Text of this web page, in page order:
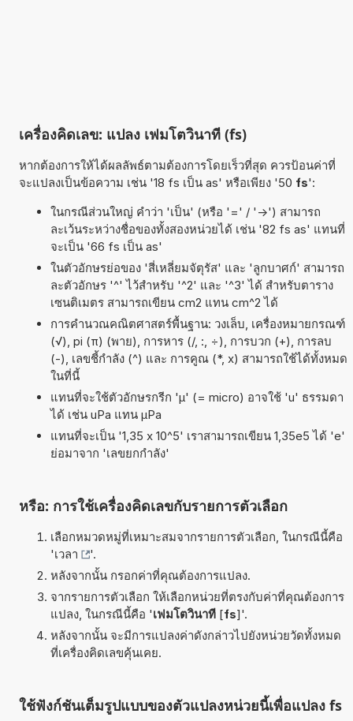
เครื่องคิดเลข: แปลง เฟมโตวินาที (fs)
หากต้องการให้ได้ผลลัพธ์ตามต้องการโดยเร็วที่สุด ควรป้อนค่าที่
จะแปลงเป็นข้อความ เช่น '18 fs เป็น as' หรือเพียง '50 fs':
ในกรณีส่วนใหญ่ คำว่า 'เป็น' (หรือ '=' / '->') สามารถ
ละเว้นระหว่างชื่อของทั้งสองหน่วยได้ เช่น '82 fs as' แทนที่
จะเป็น '66 fs เป็น as'
ในตัวอักษรย่อของ 'สี่เหลี่ยมจัตุรัส' และ 'ลูกบาศก์' สามารถ
ละตัวอักษร '^' ไว้สำหรับ '^2' และ '^3' ได้ สำหรับตาราง
เซนติเมตร สามารถเขียน cm2 แทน cm^2 ได้
การคำนวณคณิตศาสตร์พื้นฐาน: วงเล็บ, เครื่องหมายกรณฑ์
(√), pi (π) (พาย), การหาร (/, :, ÷), การบวก (+), การลบ
(-), เลขชี้กำลัง (^) และ การคูณ (*, x) สามารถใช้ได้ทั้งหมด
ในที่นี้
แทนที่จะใช้ตัวอักษรกรีก 'µ' (= micro) อาจใช้ 'u' ธรรมดา
ได้ เช่น uPa แทน µPa
แทนที่จะเป็น '1,35 x 10^5' เราสามารถเขียน 1,35e5 ได้ 'e'
ย่อมาจาก 'เลขยกกำลัง'
หรือ: การใช้เครื่องคิดเลขกับรายการตัวเลือก
เลือกหมวดหมู่ที่เหมาะสมจากรายการตัวเลือก, ในกรณีนี้คือ
'เวลา
'.
หลังจากนั้น กรอกค่าที่คุณต้องการแปลง.
จากรายการตัวเลือก ให้เลือกหน่วยที่ตรงกับค่าที่คุณต้องการ
แปลง, ในกรณีนี้คือ 'เฟมโตวินาที[fs]'.
หลังจากนั้น จะมีการแปลงค่าดังกล่าวไปยังหน่วยวัดทั้งหมด
ที่เครื่องคิดเลขคุ้นเคย.
ใช้ฟังก์ชันเต็มรูปแบบของตัวแปลงหน่วยนี้เพื่อแปลง fs